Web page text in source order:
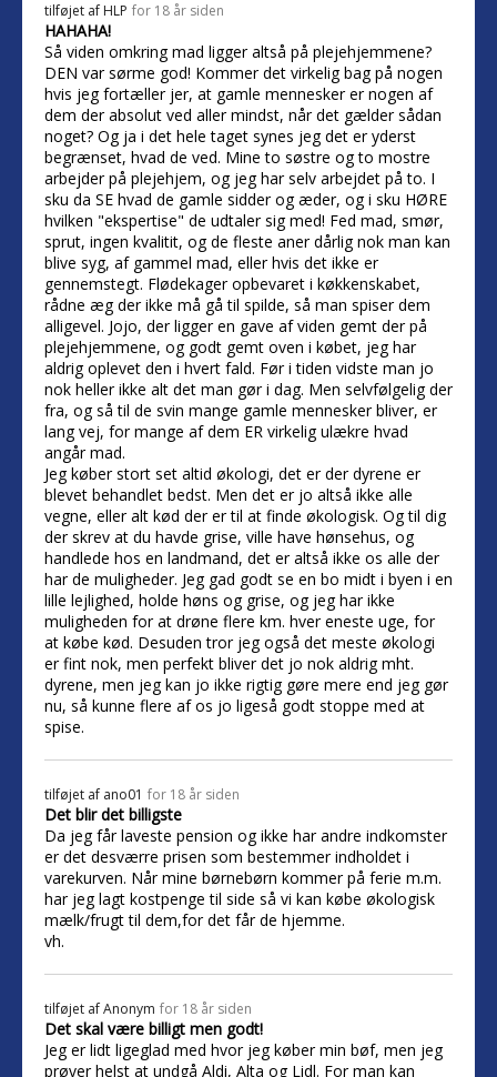
tilføjet af HLP for 18 år siden
HAHAHA!
Så viden omkring mad ligger altså på plejehjemmene?
DEN var sørme god! Kommer det virkelig bag på nogen
hvis jeg fortæller jer, at gamle mennesker er nogen af
dem der absolut ved aller mindst, når det gælder sådan
noget? Og ja i det hele taget synes jeg det er yderst
begrænset, hvad de ved. Mine to søstre og to mostre
arbejder på plejehjem, og jeg har selv arbejdet på to. I
sku da SE hvad de gamle sidder og æder, og i sku HØRE
hvilken "ekspertise" de udtaler sig med! Fed mad, smør,
sprut, ingen kvalitit, og de fleste aner dårlig nok man kan
blive syg, af gammel mad, eller hvis det ikke er
gennemstegt. Flødekager opbevaret i køkkenskabet,
rådne æg der ikke må gå til spilde, så man spiser dem
alligevel. Jojo, der ligger en gave af viden gemt der på
plejehjemmene, og godt gemt oven i købet, jeg har
aldrig oplevet den i hvert fald. Før i tiden vidste man jo
nok heller ikke alt det man gør i dag. Men selvfølgelig der
fra, og så til de svin mange gamle mennesker bliver, er
lang vej, for mange af dem ER virkelig ulækre hvad
angår mad.
Jeg køber stort set altid økologi, det er der dyrene er
blevet behandlet bedst. Men det er jo altså ikke alle
vegne, eller alt kød der er til at finde økologisk. Og til dig
der skrev at du havde grise, ville have hønsehus, og
handlede hos en landmand, det er altså ikke os alle der
har de muligheder. Jeg gad godt se en bo midt i byen i en
lille lejlighed, holde høns og grise, og jeg har ikke
muligheden for at drøne flere km. hver eneste uge, for
at købe kød. Desuden tror jeg også det meste økologi
er fint nok, men perfekt bliver det jo nok aldrig mht.
dyrene, men jeg kan jo ikke rigtig gøre mere end jeg gør
nu, så kunne flere af os jo ligeså godt stoppe med at
spise.
tilføjet af ano01 for 18 år siden
Det blir det billigste
Da jeg får laveste pension og ikke har andre indkomster
er det desværre prisen som bestemmer indholdet i
varekurven. Når mine børnebørn kommer på ferie m.m.
har jeg lagt kostpenge til side så vi kan købe økologisk
mælk/frugt til dem,for det får de hjemme.
vh.
tilføjet afAnonym for 18 år siden
Det skal være billigt men godt!
Jeg er lidt ligeglad med hvor jeg køber min bøf, men jeg
prøver helst at undgå Aldi, Alta og Lidl. For man kan